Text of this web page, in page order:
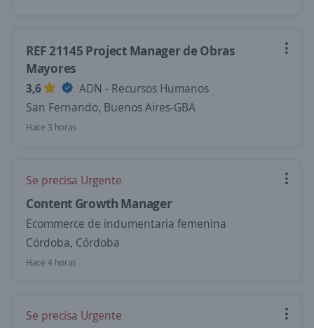
REF 21145 Project Manager de Obras
Mayores
3,6
ADN - Recursos Humanos
San Fernando, Buenos Aires-GBA
Hace 3 horas
Se precisa Urgente
Content Growth Manager
Ecommerce de indumentaria femenina
Córdoba, Córdoba
Hace 4 horas
Se precisa Urgente